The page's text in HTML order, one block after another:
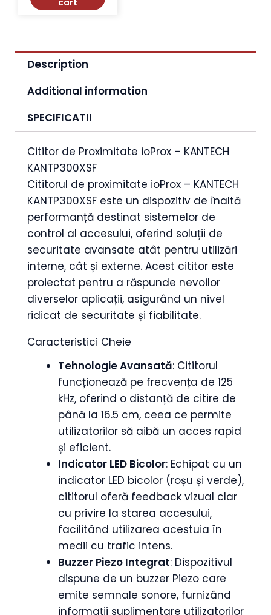
cart
Description
Additional information
SPECIFICATII
Cititor de Proximitate ioProx – KANTECH
KANTP300XSF
Cititorul de proximitate ioProx – KANTECH
KANTP300XSF este un dispozitiv de înaltă
performanță destinat sistemelor de
control al accesului, oferind soluții de
securitate avansate atât pentru utilizări
interne, cât și externe. Acest cititor este
proiectat pentru a răspunde nevoilor
diverselor aplicații, asigurând un nivel
ridicat de securitate și fiabilitate.
Caracteristici Cheie
Tehnologie Avansată: Cititorul
funcționează pe frecvența de 125
kHz, oferind o distanță de citire de
până la 16.5 cm, ceea ce permite
utilizatorilor să aibă un acces rapid
și eficient.
Indicator LED Bicolor: Echipat cu un
indicator LED bicolor (roșu și verde),
cititorul oferă feedback vizual clar
cu privire la starea accesului,
facilitând utilizarea acestuia în
medii cu trafic intens.
Buzzer Piezo Integrat: Dispozitivul
dispune de un buzzer Piezo care
emite semnale sonore, furnizând
informații suplimentare utilizatorilor